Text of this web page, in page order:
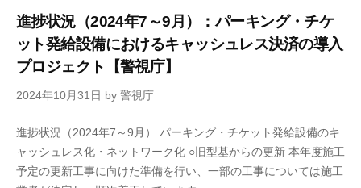
進捗状況（2024年7～9月）：パーキング・チケ
ット発給設備におけるキャッシュレス決済の導入
プロジェクト【警視庁】
2024年10月31日 by 警視庁
進捗状況（2024年7～9月） パーキング・チケット発給設備のキ
ャッシュレス化・ネットワーク化 ○旧型基からの更新 本年度施工
予定の更新工事に向けた準備を行い、一部の工事については施工